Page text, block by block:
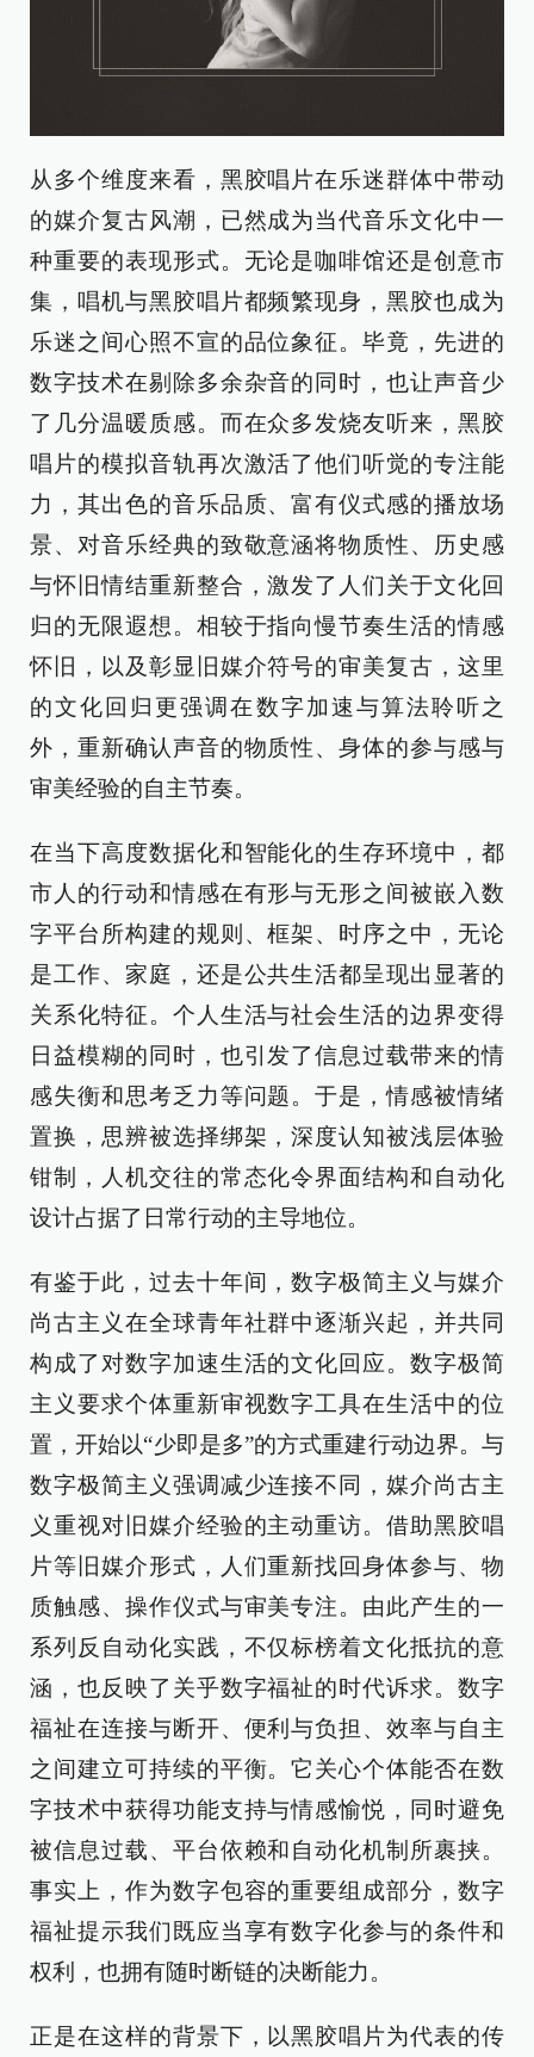
从多个维度来看，黑胶唱片在乐迷群体中带动
的媒介复古风潮，已然成为当代音乐文化中一
种重要的表现形式。无论是咖啡馆还是创意市
集，唱机与黑胶唱片都频繁现身，黑胶也成为
乐迷之间心照不宣的品位象征。毕竟，先进的
数字技术在剔除多余杂音的同时，也让声音少
了几分温暖质感。而在众多发烧友听来，黑胶
唱片的模拟音轨再次激活了他们听觉的专注能
力，其出色的音乐品质、富有仪式感的播放场
景、对音乐经典的致敬意涵将物质性、历史感
与怀旧情结重新整合，激发了人们关于文化回
归的无限遐想。相较于指向慢节奏生活的情感
怀旧，以及彰显旧媒介符号的审美复古，这里
的文化回归更强调在数字加速与算法聆听之
外，重新确认声音的物质性、身体的参与感与
审美经验的自主节奏。
在当下高度数据化和智能化的生存环境中，都
市人的行动和情感在有形与无形之间被嵌入数
字平台所构建的规则、框架、时序之中，无论
是工作、家庭，还是公共生活都呈现出显著的
关系化特征。个人生活与社会生活的边界变得
日益模糊的同时，也引发了信息过载带来的情
感失衡和思考乏力等问题。于是，情感被情绪
置换，思辨被选择绑架，深度认知被浅层体验
钳制，人机交往的常态化令界面结构和自动化
设计占据了日常行动的主导地位。
有鉴于此，过去十年间，数字极简主义与媒介
尚古主义在全球青年社群中逐渐兴起，并共同
构成了对数字加速生活的文化回应。数字极简
主义要求个体重新审视数字工具在生活中的位
置，开始以“少即是多”的方式重建行动边界。与
数字极简主义强调减少连接不同，媒介尚古主
义重视对旧媒介经验的主动重访。借助黑胶唱
片等旧媒介形式，人们重新找回身体参与、物
质触感、操作仪式与审美专注。由此产生的一
系列反自动化实践，不仅标榜着文化抵抗的意
涵，也反映了关乎数字福祉的时代诉求。数字
福祉在连接与断开、便利与负担、效率与自主
之间建立可持续的平衡。它关心个体能否在数
字技术中获得功能支持与情感愉悦，同时避免
被信息过载、平台依赖和自动化机制所裹挟。
事实上，作为数字包容的重要组成部分，数字
福祉提示我们既应当享有数字化参与的条件和
权利，也拥有随时断链的决断能力。
正是在这样的背景下，以黑胶唱片为代表的传